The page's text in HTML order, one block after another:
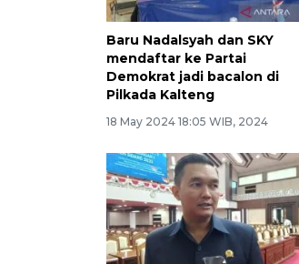
Baru Nadalsyah dan SKY
mendaftar ke Partai
Demokrat jadi bacalon di
Pilkada Kalteng
18 May 2024 18:05 WIB, 2024